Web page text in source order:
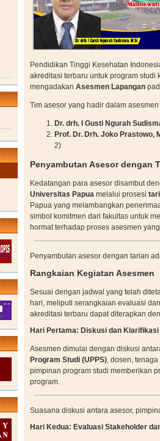
Pendidikan Tinggi Kesehatan
akreditasi terbaru untuk program
mengadakan Asesmen Lapangan
Tim asesor yang hadir dalam
Dr. drh. I Gusti Ngurah
Prof. Dr. Drh. Joko Prastowo,
2)
Penyambutan Asesor dengan
Kedatangan para asesor disambut
Universitas Papua melalui prosesi
Papua yang melambangkan
simbol komitmen dari fakultas untuk
hormat terhadap proses asesmen
Penyambutan asesor dengan tarian
Rangkaian Kegiatan Asesmen
Sesuai dengan jadwal yang telah
hari, meliputi serangkaian evaluasi
akreditasi terbaru dapat diterapkan
Hari Pertama: Diskusi dan Klarifikasi
Asesmen dimulai dengan diskusi
Program Studi (UPPS) , dosen,
pimpinan program studi memberikan
program.
Suasana diskusi antara asesor,
Hari Kedua: Evaluasi Stakeholder